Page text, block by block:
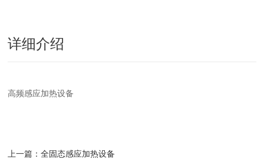
详细介绍
高频感应加热设备
上一篇：全固态感应加热设备